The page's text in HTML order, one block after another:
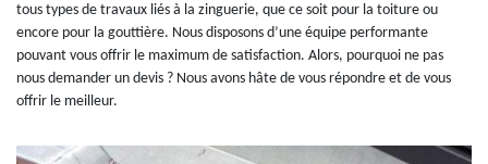
tous types de travaux liés à la zinguerie, que ce soit pour la toiture ou
encore pour la gouttière. Nous disposons d’une équipe performante
pouvant vous offrir le maximum de satisfaction. Alors, pourquoi ne pas
nous demander un devis ? Nous avons hâte de vous répondre et de vous
offrir le meilleur.